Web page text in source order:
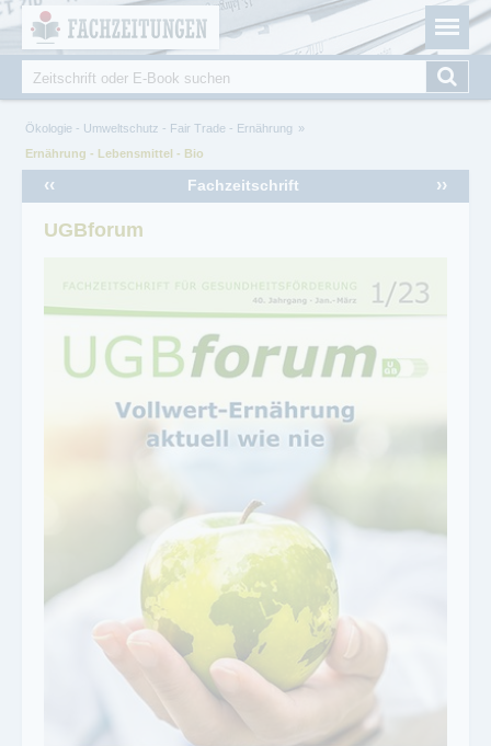
Fachzeitungen.de - Das unabhängige Portal für
Fachmagazine Fachpublikationen & eBooks
Suche
Sie sind hier
Ökologie - Umweltschutz - Fair Trade - Ernährung
Ernährung - Lebensmittel - Bio
Fachzeitschrift
‹‹ ››
UGBforum
Cookie-Einstellungen